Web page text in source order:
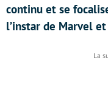
continu et se
l’instar de Marvel